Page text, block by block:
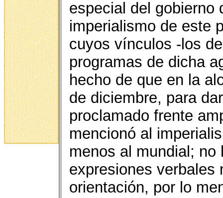
especial del gobierno
imperialismo de este
cuyos vínculos -los
programas de dicha
hecho de que en la
de diciembre, para
proclamado frente
mencionó al
menos al mundial;
expresiones verbales
orientación, por lo